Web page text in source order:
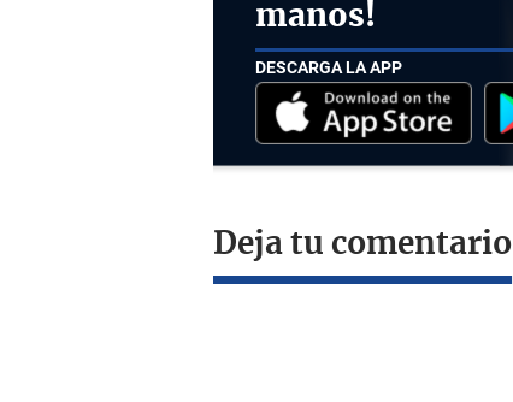
manos!
DESCARGA LA APP
Deja tu comentario